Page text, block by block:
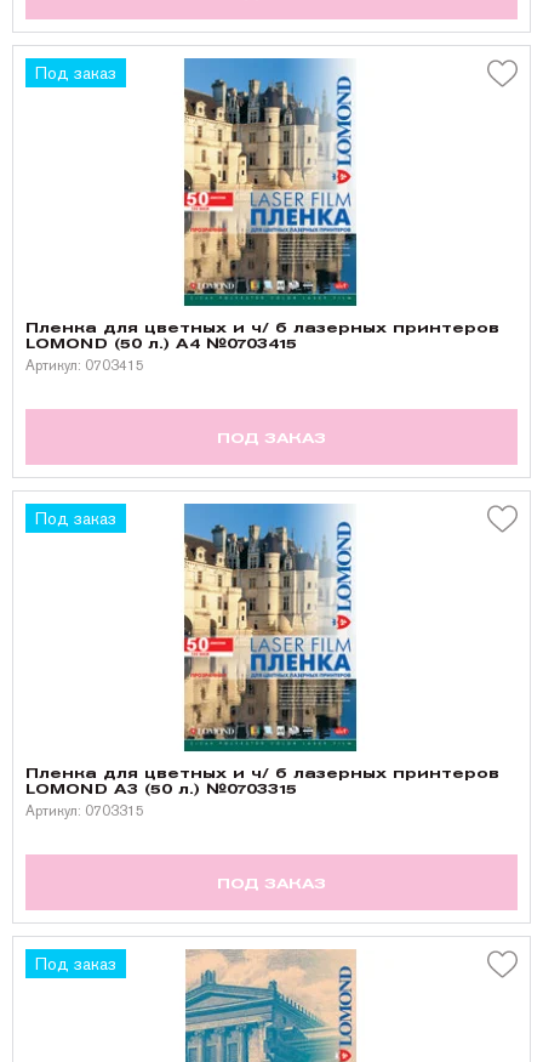
Под заказ
Пленка для цветных и ч/ б лазерных принтеров
LOMOND (50 л.) A4 №0703415
Артикул: 0703415
ПОД ЗАКАЗ
Под заказ
Пленка для цветных и ч/ б лазерных принтеров
LOMOND A3 (50 л.) №0703315
Артикул: 0703315
ПОД ЗАКАЗ
Под заказ